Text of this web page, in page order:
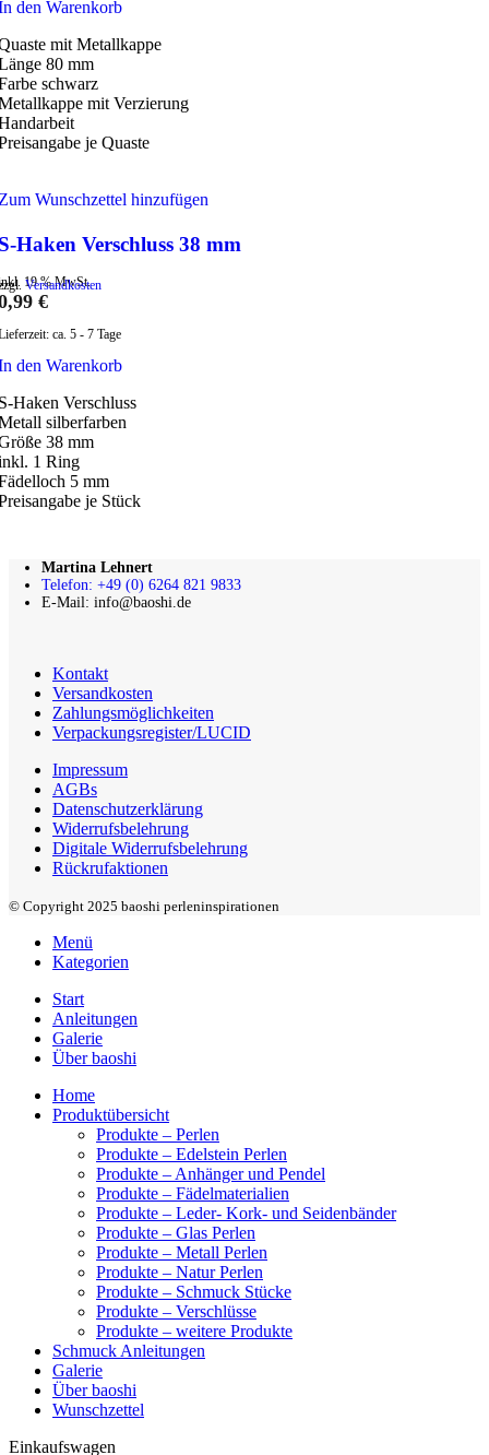
den Warenkorb
mit Metallkappe
80 mm
schwarz
mit Verzierung
je Quaste
Wunschzettel hinzufügen
Haken Verschluss 38 mm
19 % MwSt.
Versandkosten
€
ca. 5 - 7 Tage
den Warenkorb
Haken Verschluss
silberfarben
38 mm
1 Ring
5 mm
je Stück
Martina Lehnert
Telefon: +49 (0) 6264 821 9833
E-Mail: info@baoshi.de
Kontakt
Versandkosten
Zahlungsmöglichkeiten
Verpackungsregister/LUCID
Impressum
AGBs
Datenschutzerklärung
Widerrufsbelehrung
Digitale Widerrufsbelehrung
Rückrufaktionen
© Copyright 2025 baoshi perleninspirationen
Menü
Kategorien
Start
Anleitungen
Galerie
Über baoshi
Home
Produktübersicht
Produkte – Perlen
Produkte – Edelstein Perlen
Produkte – Anhänger und Pendel
Produkte – Fädelmaterialien
Produkte – Leder- Kork- und Seidenbänder
Produkte – Glas Perlen
Produkte – Metall Perlen
Produkte – Natur Perlen
Produkte – Schmuck Stücke
Produkte – Verschlüsse
Produkte – weitere Produkte
Schmuck Anleitungen
Galerie
Über baoshi
Wunschzettel
Einkaufswagen